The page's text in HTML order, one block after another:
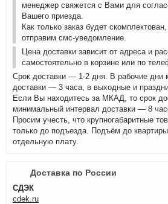
менеджер свяжется с Вами для
Вашего приезда.
Как только заказ будет
отправим смс-уведомление.
Цена доставки зависит от адреса и
самостоятельно в корзине или по
Срок доставки — 1-2 дня. В рабочие дни
доставки — 3 часа, в выходные и
Если Вы находитесь за МКАД, то срок
минимальный интервал доставки — 8
Просим учесть, что крупногабаритные
только до подъезда. Подъём до
отдельную плату.
Доставка по России
СДЭК
cdek.ru